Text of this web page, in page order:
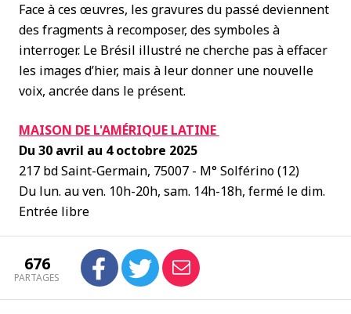
Face à ces œuvres, les gravures du passé deviennent
des fragments à recomposer, des symboles à
interroger. Le Brésil illustré ne cherche pas à effacer
les images d’hier, mais à leur donner une nouvelle
voix, ancrée dans le présent.
MAISON DE L'AMÉRIQUE LATINE
Du 30 avril au 4 octobre 2025
217 bd Saint-Germain, 75007 - M° Solférino (12)
Du lun. au ven. 10h-20h, sam. 14h-18h, fermé le dim.
Entrée libre
676
PARTAGES